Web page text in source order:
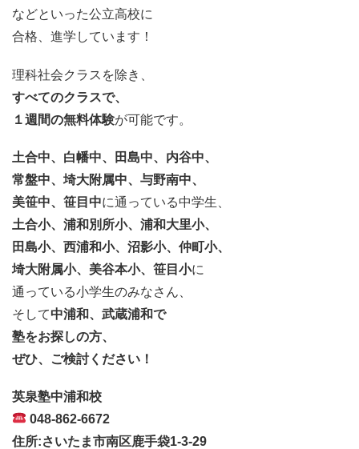
などといった公立高校に
合格、進学しています！
理科社会クラスを除き、
すべてのクラスで、
１週間の無料体験が可能です。
土合中、白幡中、田島中、内谷中、
常盤中、埼大附属中、与野南中、
美笹中、笹目中に通っている中学生、
土合小、浦和別所小、浦和大里小、
田島小、西浦和小、沼影小、仲町小、
埼大附属小、美谷本小、笹目小に
通っている小学生のみなさん、
そして中浦和、武蔵浦和で
塾をお探しの方、
ぜひ、ご検討ください！
英泉塾中浦和校
048-862-6672
住所:さいたま市南区鹿手袋1-3-29